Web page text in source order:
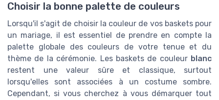
Choisir la bonne palette de couleurs
Lorsqu'il s'agit de choisir la couleur de vos baskets pour
un mariage, il est essentiel de prendre en compte la
palette globale des couleurs de votre tenue et du
thème de la cérémonie. Les baskets de couleur blanc
restent une valeur sûre et classique, surtout
lorsqu'elles sont associées à un costume sombre.
Cependant, si vous cherchez à vous démarquer tout